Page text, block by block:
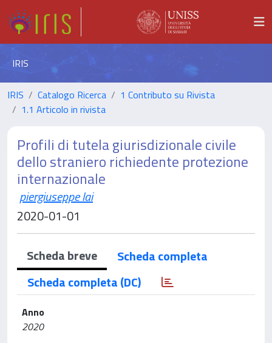
IRIS
IRIS Catalogo Ricerca
1 Contributo su Rivista
1.1 Articolo in rivista
Profili di tutela giurisdizionale civile
dello straniero richiedente protezione
internazionale
piergiuseppe lai
2020-01-01
Scheda breve
Scheda completa
Scheda completa (DC)
Anno
2020